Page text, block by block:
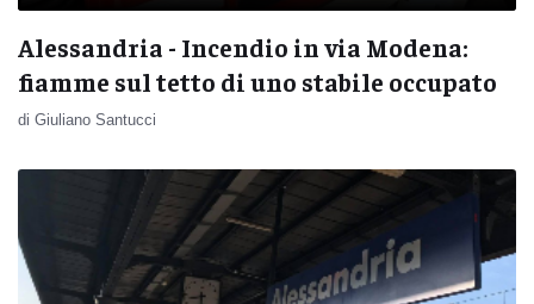
Alessandria - Incendio in via Modena:
fiamme sul tetto di uno stabile occupato
di Giuliano Santucci